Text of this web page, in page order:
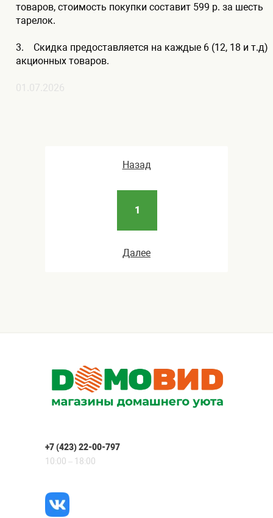
товаров, стоимость покупки составит 599 р. за шесть
тарелок.
3. Скидка предоставляется на каждые 6 (12, 18 и т.д)
акционных товаров.
01.07.2026
Назад
1
Далее
+7 (423) 22-00-797
10:00 – 18:00